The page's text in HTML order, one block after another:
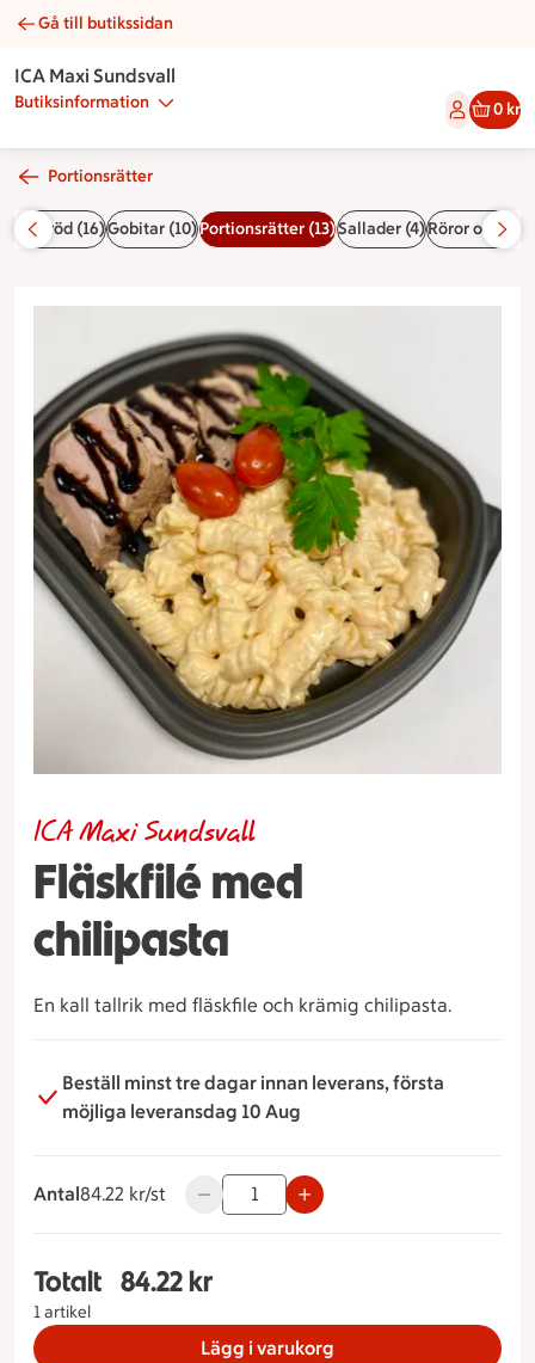
Fläskfilé med chilipasta | Catering ICA Maxi Sundsvall
Gå till butikssidan
ICA Maxi Sundsvall
Butiksinformation 0 kr
Portionsrätter
Vetebröd (16)Gobitar (10)Portionsrätter (13)Sallader (4)Röror och
Fläskfilé med
chilipasta
ICA Maxi Sundsvall
En kall tallrik med fläskfile och krämig chilipasta.
Beställ minst tre dagar innan leverans, första
möjliga leveransdag 10 Aug
Antal
84.22 kronor styck
84.22 kr/st Använd knapparna för att minska
Totalt
1 artikel
Totalt 1 stycken Fläskfilé med chilipasta, 84.22
84.22 kr
Lägg i varukorg